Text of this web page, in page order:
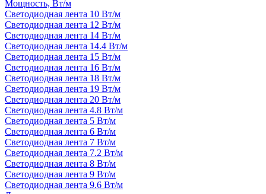
Мощность, Вт/м
Светодиодная лента 10 Вт/м
Светодиодная лента 12 Вт/м
Светодиодная лента 14 Вт/м
Светодиодная лента 14.4 Вт/м
Светодиодная лента 15 Вт/м
Светодиодная лента 16 Вт/м
Светодиодная лента 18 Вт/м
Светодиодная лента 19 Вт/м
Светодиодная лента 20 Вт/м
Светодиодная лента 4.8 Вт/м
Светодиодная лента 5 Вт/м
Светодиодная лента 6 Вт/м
Светодиодная лента 7 Вт/м
Светодиодная лента 7.2 Вт/м
Светодиодная лента 8 Вт/м
Светодиодная лента 9 Вт/м
Светодиодная лента 9.6 Вт/м